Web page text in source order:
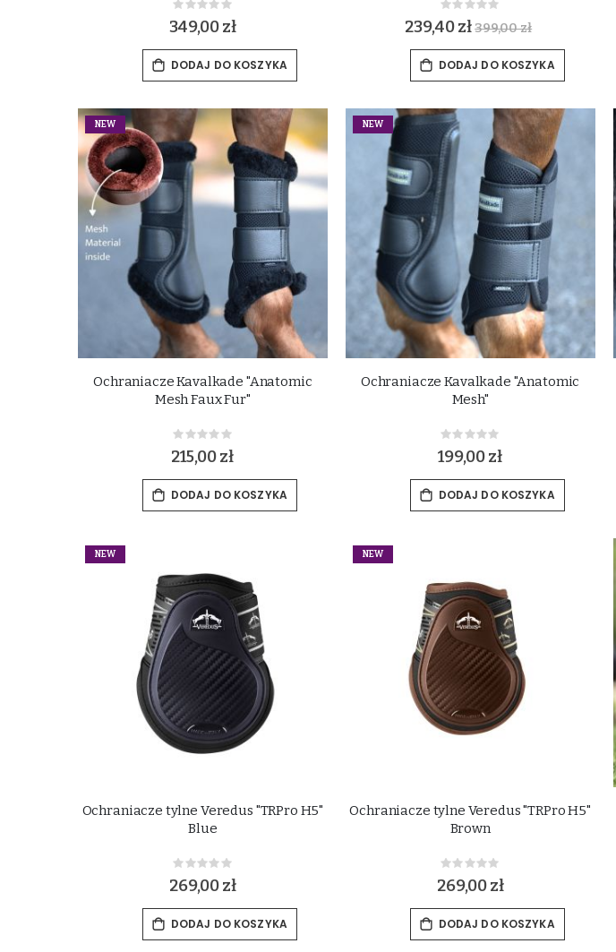
Rating:
0%
349,00 zł
DODAJ DO KOSZYKA
Rating:
0%
239,40 zł399,00 zł
DODAJ DO KOSZYKA
NEW
Ochraniacze Kavalkade "Anatomic
Mesh Faux Fur"
Rating:
0%
215,00 zł
DODAJ DO KOSZYKA
NEW
Ochraniacze Kavalkade "Anatomic
Mesh"
Rating:
0%
199,00 zł
DODAJ DO KOSZYKA
NEW
Ochraniacze tylne Veredus "TRPro H5"
Blue
Rating:
0%
269,00 zł
DODAJ DO KOSZYKA
NEW
Ochraniacze tylne Veredus "TRPro H5"
Brown
Rating:
0%
269,00 zł
DODAJ DO KOSZYKA